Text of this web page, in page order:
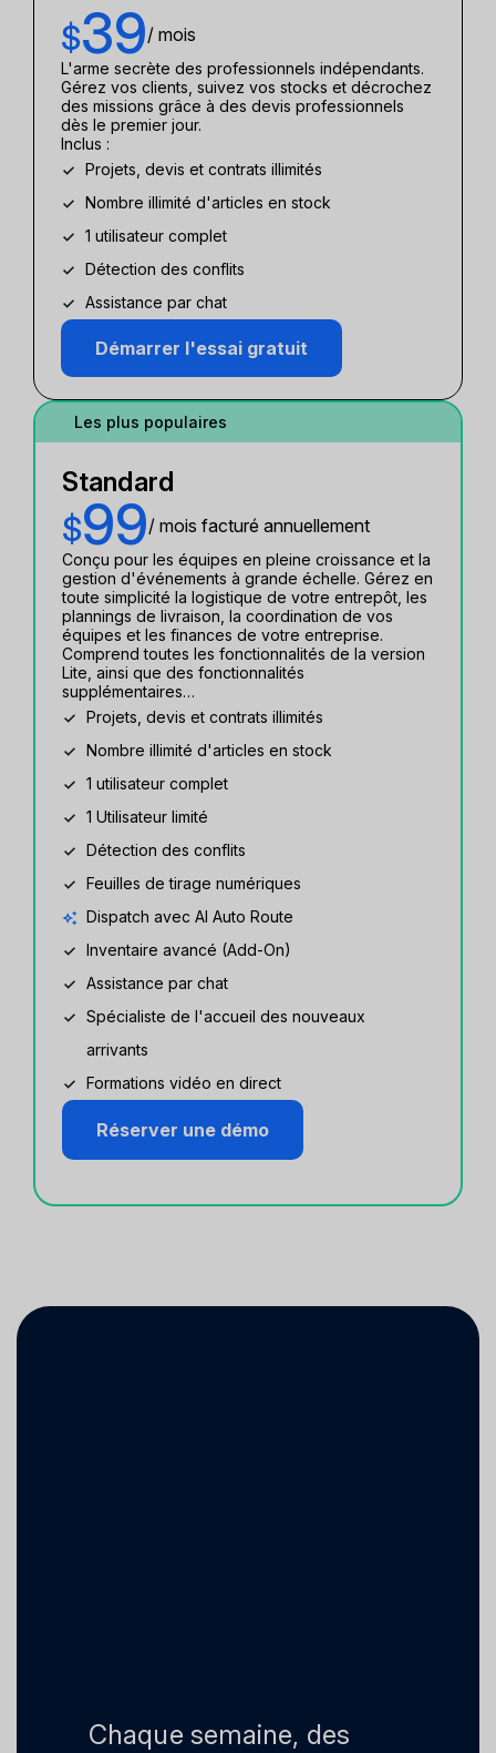
$39/ mois
L'arme secrète des professionnels indépendants.
Gérez vos clients, suivez vos stocks et décrochez
des missions grâce à des devis professionnels
dès le premier jour.
Inclus :
Projets, devis et contrats illimités
Nombre illimité d'articles en stock
1 utilisateur complet
Détection des conflits
Assistance par chat
Démarrer l'essai gratuit
Les plus populaires
Standard
$99/ mois facturé annuellement
Conçu pour les équipes en pleine croissance et la
gestion d'événements à grande échelle. Gérez en
toute simplicité la logistique de votre entrepôt, les
plannings de livraison, la coordination de vos
équipes et les finances de votre entreprise.
Comprend toutes les fonctionnalités de la version
Lite, ainsi que des fonctionnalités
supplémentaires…
Projets, devis et contrats illimités
Nombre illimité d'articles en stock
1 utilisateur complet
1 Utilisateur limité
Détection des conflits
Feuilles de tirage numériques
Dispatch avec AI Auto Route
Inventaire avancé (Add-On)
Assistance par chat
Spécialiste de l'accueil des nouveaux
arrivants
Formations vidéo en direct
Réserver une démo
Chaque semaine, des